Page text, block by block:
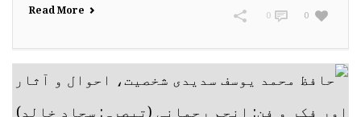
Read More 0
0